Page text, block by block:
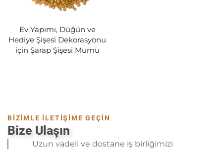
Ev Yapımı, Düğün ve
Hediye Şişesi Dekorasyonu
için Şarap Şişesi Mumu
BİZİMLE İLETİŞİME GEÇİN
Bize Ulaşın
Uzun vadeli ve dostane iş birliğimizi